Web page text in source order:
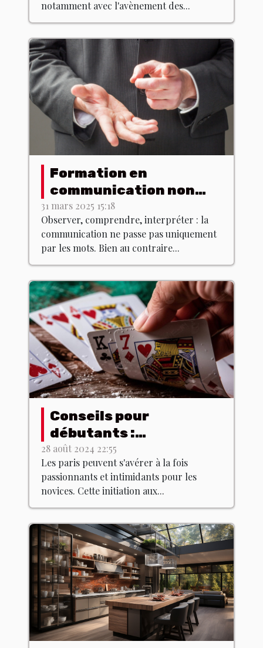
notamment avec l'avènement des...
Formation en
communication non
verbale : est-ce que ça
existe ?
31 mars 2025 15:18
Observer, comprendre, interpréter : la
communication ne passe pas uniquement
par les mots. Bien au contraire...
Conseils pour
débutants :
comprendre les bases
des paris
28 août 2024 22:55
Les paris peuvent s'avérer à la fois
passionnants et intimidants pour les
novices. Cette initiation aux...